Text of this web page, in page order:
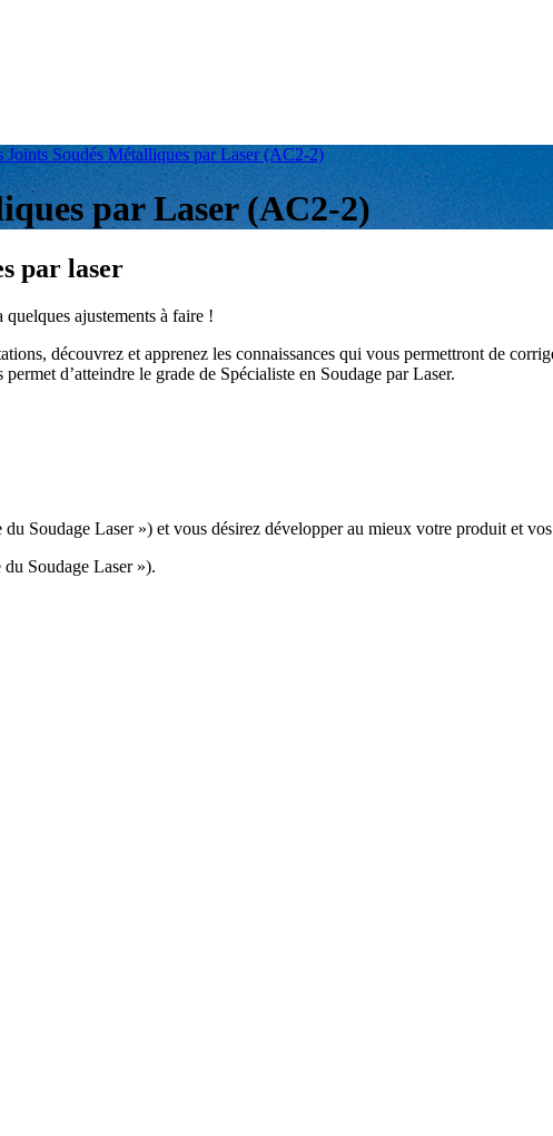
Joints Soudés Métalliques par Laser (AC2-2)
par Laser (AC2-2)
par laser
ajustements à faire !
découvrez et apprenez les connaissances qui vous permettront de
d’atteindre le grade de Spécialiste en Soudage par Laser.
Soudage Laser ») et vous désirez développer au mieux votre produit et
Soudage Laser »).